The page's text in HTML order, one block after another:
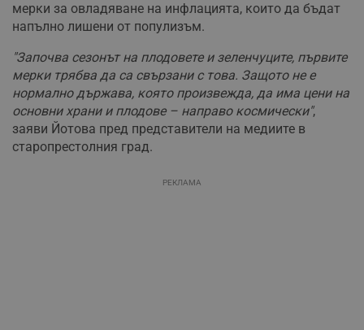
мерки за овладяване на инфлацията, които да бъдат
напълно лишени от популизъм.
"Започва сезонът на плодовете и зеленчуците, първите
мерки трябва да са свързани с това. Защото не е
нормално държава, която произвежда, да има цени на
основни храни и плодове – направо космически",
заяви Йотова пред представители на медиите в
старопрестолния град.
РЕКЛАМА